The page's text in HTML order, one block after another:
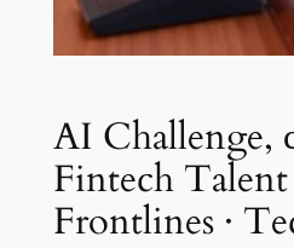
AI Challenge,
Fintech
Frontlines ·